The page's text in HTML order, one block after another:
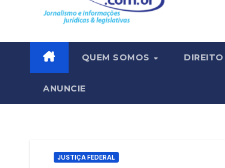
QUEM SOMOS DIREITO
ANUNCIE
JUSTIÇA FEDERAL